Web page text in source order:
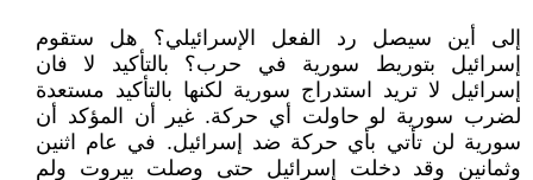
إلى أين سيصل رد الفعل الإسرائيلي؟ هل ستقوم
إسرائيل بتوريط سورية في حرب؟ بالتأكيد لا فان
إسرائيل لا تريد استدراج سورية لكنها بالتأكيد مستعدة
لضرب سورية لو حاولت أي حركة. غير أن المؤكد أن
سورية لن تأتي بأي حركة ضد إسرائيل. في عام اثنين
وثمانين وقد دخلت إسرائيل حتى وصلت بيروت ولم